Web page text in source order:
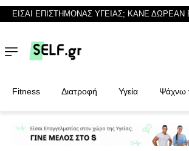
ΕΙΣΑΙ ΕΠΙΣΤΗΜΟΝΑΣ ΥΓΕΙΑΣ; ΚΑΝΕ
Fitness Διατροφή Υγεία Ψάχνω